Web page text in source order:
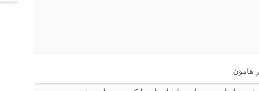
هامون